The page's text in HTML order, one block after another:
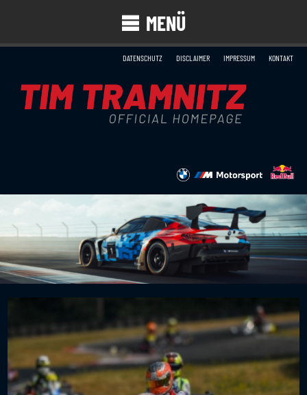
MENÜ
DATENSCHUTZ DISCLAIMER IMPRESSUM KONTAKT